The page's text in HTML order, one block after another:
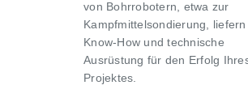
von Bohrrobotern, etwa zur
Kampfmittelsondierung, liefern
Know-How und technische
Ausrüstung für den Erfolg
Projektes.